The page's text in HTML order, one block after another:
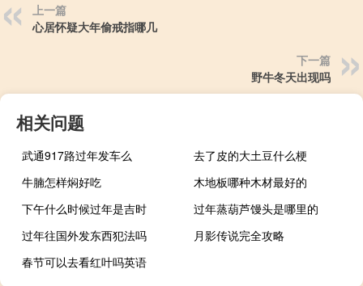
上一篇
心居怀疑大年偷戒指哪几
下一篇
野牛冬天出现吗
相关问题
武通917路过年发车么
去了皮的大土豆什么梗
牛腩怎样焖好吃
木地板哪种木材最好的
下午什么时候过年是吉时
过年蒸葫芦馒头是哪里的
过年往国外发东西犯法吗
月影传说完全攻略
春节可以去看红叶吗英语